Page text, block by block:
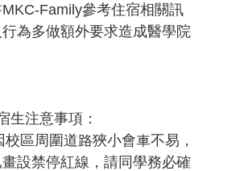
Family參考住宿相關訊
為多做額外要求造成醫學院
生注意事項：
區周圍道路狹小會車不易，
畫設禁停紅線，請同學務必確